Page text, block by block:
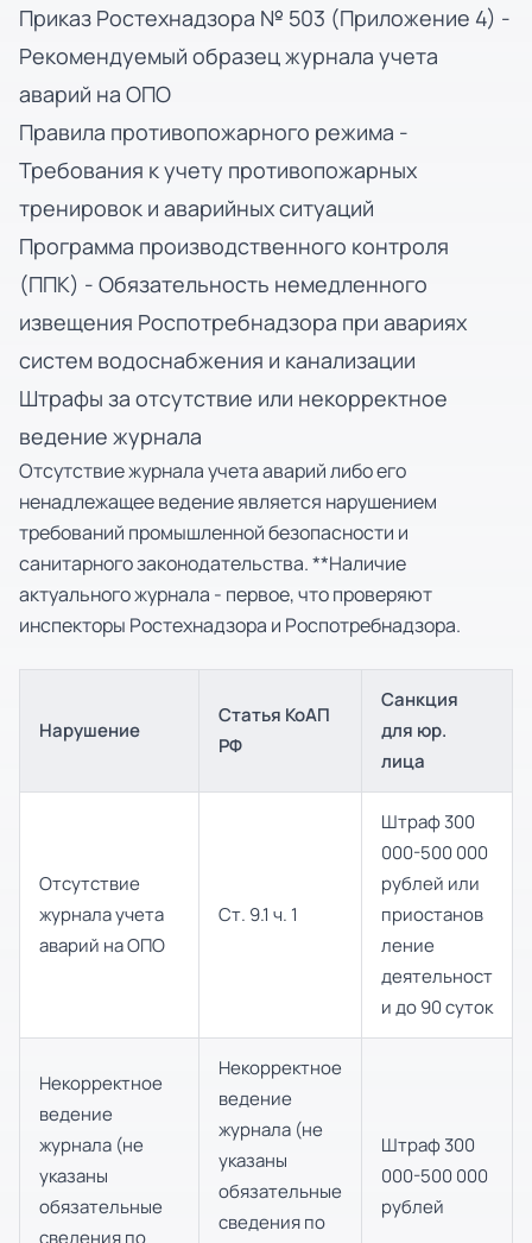
Приказ Ростехнадзора № 503 (Приложение 4) -
Рекомендуемый образец журнала учета
аварий на ОПО
Правила противопожарного режима -
Требования к учету противопожарных
тренировок и аварийных ситуаций
Программа производственного контроля
(ППК) - Обязательность немедленного
извещения Роспотребнадзора при авариях
систем водоснабжения и канализации
Штрафы за отсутствие или некорректное
ведение журнала
Отсутствие журнала учета аварий либо его
ненадлежащее ведение является нарушением
требований промышленной безопасности и
санитарного законодательства. **Наличие
актуального журнала - первое, что проверяют
инспекторы Ростехнадзора и Роспотребнадзора.
Нарушение
Статья КоАП
РФ
Санкция
для юр.
лица
Отсутствие
журнала учета
аварий на ОПО
Ст. 9.1 ч. 1
Штраф 300
000-500 000
рублей или
приостанов
ление
деятельност
и до 90 суток
Некорректное
ведение
журнала (не
указаны
обязательные
сведения по
Некорректное
ведение
журнала (не
указаны
обязательные
сведения по
Штраф 300
000-500 000
рублей